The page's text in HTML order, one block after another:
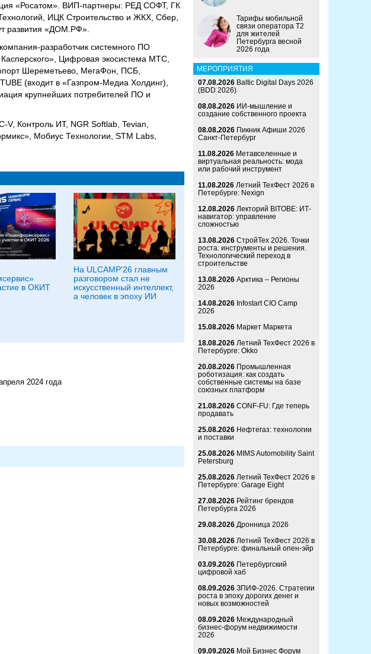
«Росатом». ВИП-партнеры: РЕД СОФТ, ГК
ИЦК Строительство и ЖКХ, Сбер,
развития «ДОМ.РФ».
разработчик системного ПО
Цифровая экосистема МТС,
Шереметьево, МегаФон, ПСБ,
(входит в «Газпром-Медиа Холдинг),
крупнейших потребителей ПО и
Контроль ИТ, NGR Softlab, Tevian,
Мобиус Технологии, STM Labs,
в ОКИТ
На ULCAMP'26 главным
разговором стал не
искусственный интеллект,
а человек в эпоху ИИ
2024 года
Тарифы мобильной
связи оператора Т2
для жителей
Петербурга весной
2026 года
МЕРОПРИЯТИЯ
07.08.2026 Baltic Digital Days 2026
(BDD 2026)
08.08.2026 ИИ-мышление и
создание собственного проекта
08.08.2026 Пикник Афиши 2026
Санкт-Петербург
11.08.2026 Метавселенные и
виртуальная реальность: мода
или рабочий инструмент
11.08.2026 Летний ТехФест 2026 в
Петербурге: Nexign
12.08.2026 Лекторий BITOBE: ИТ-
навигатор: управление
сложностью
13.08.2026 СтройТех 2026. Точки
роста: инструменты и решения.
Технологический переход в
строительстве
13.08.2026 Арктика – Регионы
2026
14.08.2026 Infostart CIO Camp
2026
15.08.2026 Маркет Маркета
18.08.2026 Летний ТехФест 2026 в
Петербурге: Okko
20.08.2026 Промышленная
роботизация: как создать
собственные системы на базе
союзных платформ
21.08.2026 CONF-FU: Где теперь
продавать
25.08.2026 Нефтегаз: технологии
и поставки
25.08.2026 MIMS Automobility Saint
Petersburg
25.08.2026 Летний ТехФест 2026 в
Петербурге: Garage Eight
27.08.2026 Рейтинг брендов
Петербурга 2026
29.08.2026 Дронница 2026
30.08.2026 Летний ТехФест 2026 в
Петербурге: финальный опен-эйр
03.09.2026 Петербургский
цифровой хаб
08.09.2026 ЗПИФ-2026. Стратегии
роста в эпоху дорогих денег и
новых возможностей
08.09.2026 Международный
бизнес-форум недвижимости
2026
09.09.2026 Мой Бизнес Форум